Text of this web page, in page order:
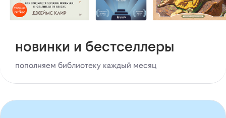
новинки и бестселлеры
пополняем библиотеку каждый месяц